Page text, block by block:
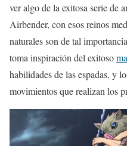
ver algo de la exitosa serie de
Airbender, con esos reinos
naturales son de tal
toma inspiración del exitoso
habilidades de las espadas, y
movimientos que realizan los